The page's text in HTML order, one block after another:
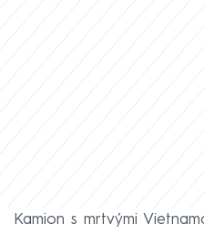
Kamion s mrtvými